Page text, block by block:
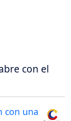
con el